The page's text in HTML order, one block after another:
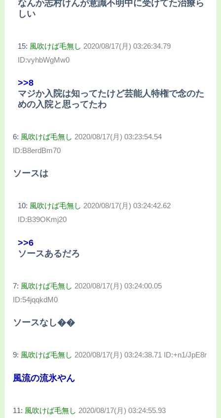
なんか志村けんが意識不明中に受けてた治療ら
しい
15: 風吹けば毛無し 2020/08/17(月) 03:26:34.79
ID:vyhbWgMw0
>>8
マジか入院は知ってたけど芸能人特権で念のた
めの入院と思ってたわ
6: 風吹けば毛無し 2020/08/17(月) 03:23:54.54
ID:B8erdBm70
ソースは
10: 風吹けば毛無し 2020/08/17(月) 03:24:42.62
ID:B39OKmj20
>>6
ソースあるだろ
7: 風吹けば毛無し 2020/08/17(月) 03:24:00.05
ID:54jqqkdM0
ソースなし��
9: 風吹けば毛無し 2020/08/17(月) 03:24:38.71 ID:+n1/JpE8r
風流の流氷やん
11: 風吹けば毛無し 2020/08/17(月) 03:24:55.93